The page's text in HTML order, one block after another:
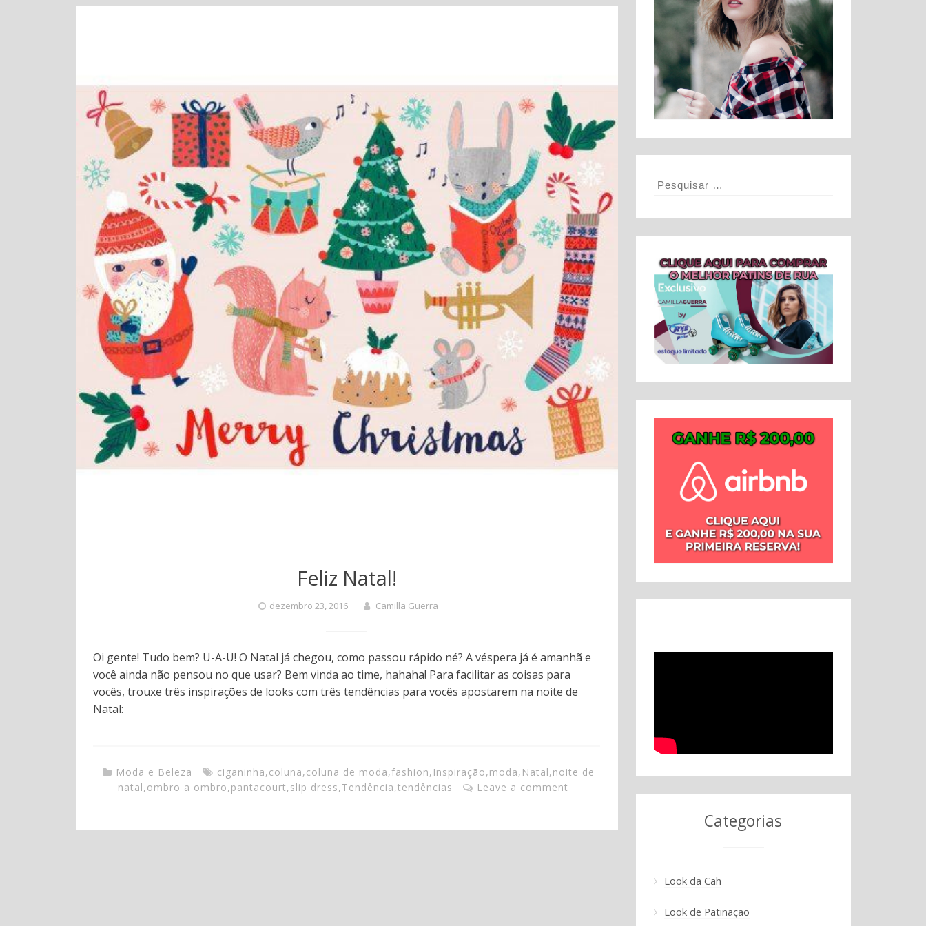
Feliz Natal!
dezembro 23, 2016 Camilla Guerra
Oi gente! Tudo bem? U-A-U! O Natal já chegou, como passou rápido né? A véspera já é amanhã e
você ainda não pensou no que usar? Bem vinda ao time, hahaha! Para facilitar as coisas para
vocês, trouxe três inspirações de looks com três tendências para vocês apostarem na noite de
Natal:
Moda e Beleza ciganinha,coluna,coluna de moda,fashion, Inspiração,moda, Natal,noite de
natal,ombro a ombro,pantacourt,slip dress,Tendência,tendências Leave a comment
Categorias
Look da Cah
Look de Patinação